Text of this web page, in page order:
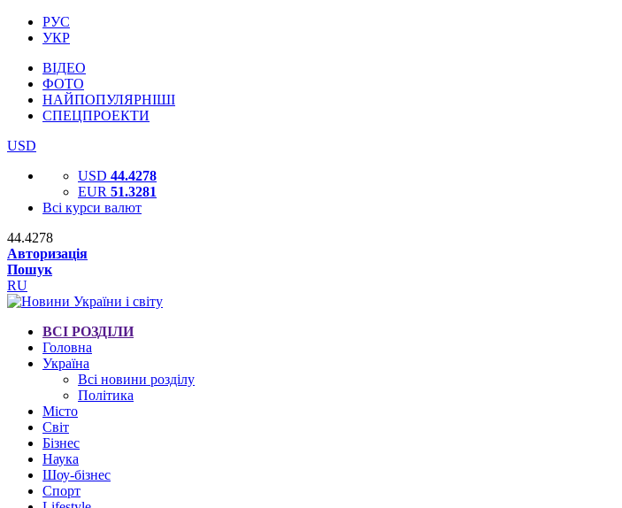
РУС
УКР
ВІДЕО
ФОТО
НАЙПОПУЛЯРНІШІ
СПЕЦПРОЕКТИ
USD
USD 44.4278
EUR 51.3281
Всі курси валют
44.4278
Авторизація
Пошук
RU
ВСІ РОЗДІЛИ
Головна
Україна
Всі новини розділу
Політика
Місто
Світ
Бізнес
Наука
Шоу-бізнес
Спорт